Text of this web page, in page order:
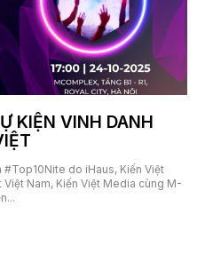
KIỆN VINH DANH
#Top10Nite do iHaus, Kiến Việt
Nam, Kiến Việt Media cùng M-